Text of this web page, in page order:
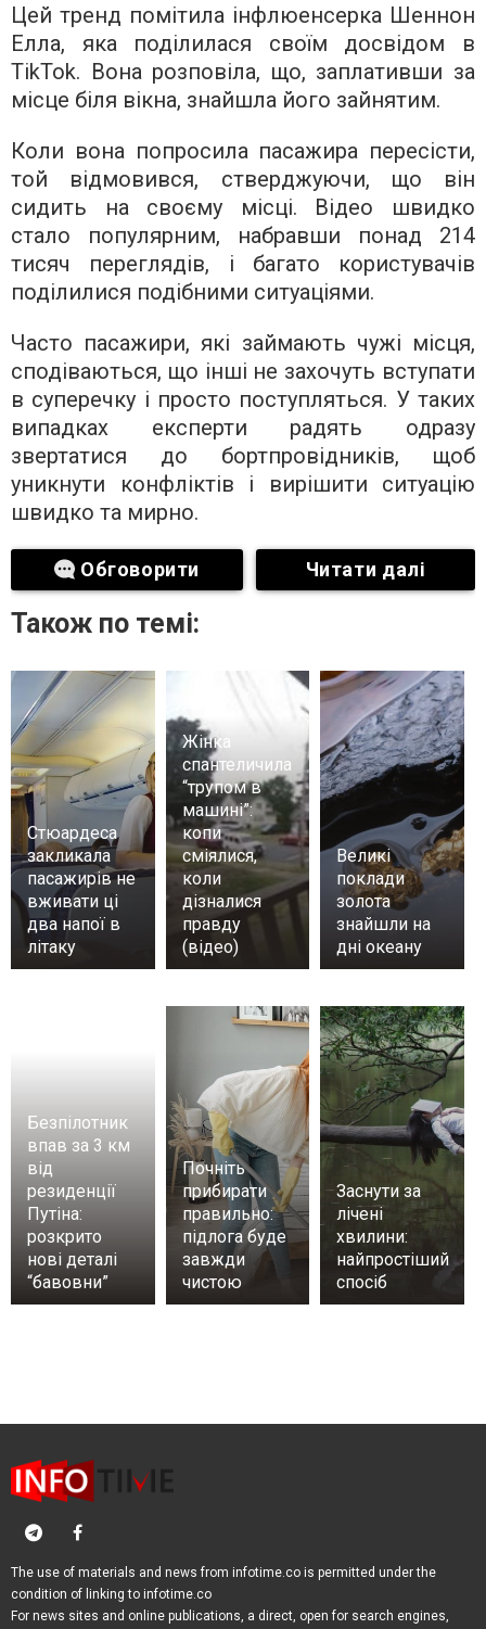
Цей тренд помітила інфлюенсерка Шеннон
Елла, яка поділилася своїм досвідом в
TikTok. Вона розповіла, що, заплативши за
місце біля вікна, знайшла його зайнятим.
Коли вона попросила пасажира пересісти,
той відмовився, стверджуючи, що він
сидить на своєму місці. Відео швидко
стало популярним, набравши понад 214
тисяч переглядів, і багато користувачів
поділилися подібними ситуаціями.
Часто пасажири, які займають чужі місця,
сподіваються, що інші не захочуть вступати
в суперечку і просто поступляться. У таких
випадках експерти радять одразу
звертатися до бортпровідників, щоб
уникнути конфліктів і вирішити ситуацію
швидко та мирно.
Обговорити Читати далі
Також по темі:
Стюардеса
закликала
пасажирів не
вживати ці
два напої в
літаку
Жінка
спантеличила
“трупом в
машині”:
копи
сміялися,
коли
дізналися
правду
(відео)
Великі
поклади
золота
знайшли на
дні океану
Безпілотник
впав за 3 км
від
резиденції
Путіна:
розкрито
нові деталі
“бавовни”
Почніть
прибирати
правильно:
підлога буде
завжди
чистою
Заснути за
лічені
хвилини:
найпростіший
спосіб
The use of materials and news from infotime.co is permitted under the
condition of linking to infotime.co
For news sites and online publications, a direct, open for search engines,